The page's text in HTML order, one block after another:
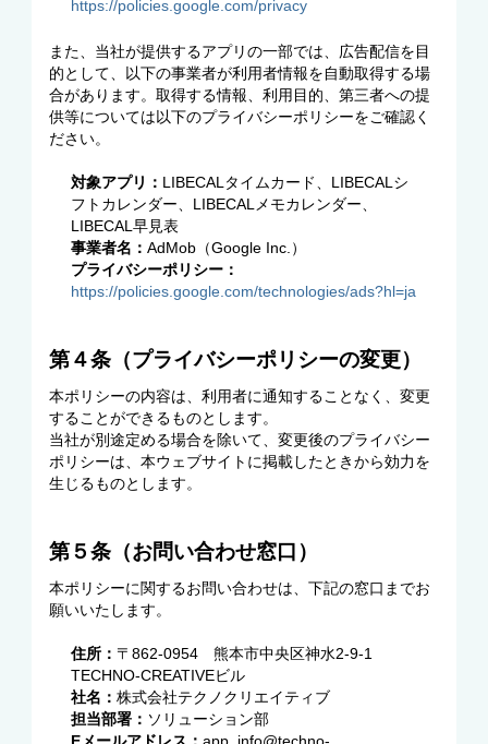
https://policies.google.com/privacy
また、当社が提供するアプリの一部では、広告配信を目
的として、以下の事業者が利用者情報を自動取得する場
合があります。取得する情報、利用目的、第三者への提
供等については以下のプライバシーポリシーをご確認く
ださい。
対象アプリ： LIBECALタイムカード、LIBECALシ
フトカレンダー、LIBECALメモカレンダー、
LIBECAL早見表
事業者名： AdMob（Google Inc.）
プライバシーポリシー：
https://policies.google.com/technologies/ads?hl=ja
第４条（プライバシーポリシーの変更）
本ポリシーの内容は、利用者に通知することなく、変更
することができるものとします。
当社が別途定める場合を除いて、変更後のプライバシー
ポリシーは、本ウェブサイトに掲載したときから効力を
生じるものとします。
第５条（お問い合わせ窓口）
本ポリシーに関するお問い合わせは、下記の窓口までお
願いいたします。
住所： 〒862-0954 熊本市中央区神水2-9-1
TECHNO-CREATIVEビル
社名： 株式会社テクノクリエイティブ
担当部署： ソリューション部